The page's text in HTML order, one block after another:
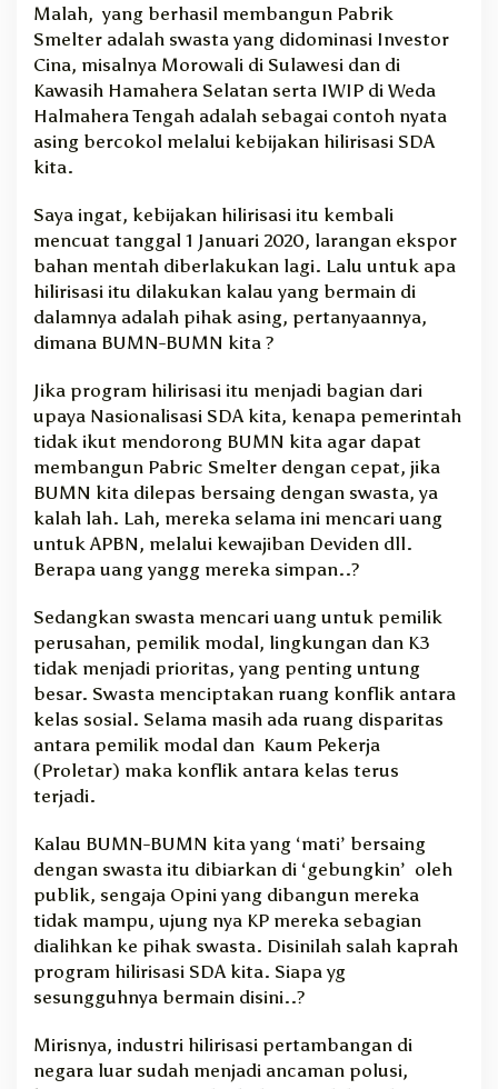
Malah, yang berhasil membangun Pabrik
Smelter adalah swasta yang didominasi Investor
Cina, misalnya Morowali di Sulawesi dan di
Kawasih Hamahera Selatan serta IWIP di Weda
Halmahera Tengah adalah sebagai contoh nyata
asing bercokol melalui kebijakan hilirisasi SDA
kita.
Saya ingat, kebijakan hilirisasi itu kembali
mencuat tanggal 1 Januari 2020, larangan ekspor
bahan mentah diberlakukan lagi. Lalu untuk apa
hilirisasi itu dilakukan kalau yang bermain di
dalamnya adalah pihak asing, pertanyaannya,
dimana BUMN-BUMN kita ?
Jika program hilirisasi itu menjadi bagian dari
upaya Nasionalisasi SDA kita, kenapa pemerintah
tidak ikut mendorong BUMN kita agar dapat
membangun Pabric Smelter dengan cepat, jika
BUMN kita dilepas bersaing dengan swasta, ya
kalah lah. Lah, mereka selama ini mencari uang
untuk APBN, melalui kewajiban Deviden dll.
Berapa uang yangg mereka simpan..?
Sedangkan swasta mencari uang untuk pemilik
perusahan, pemilik modal, lingkungan dan K3
tidak menjadi prioritas, yang penting untung
besar. Swasta menciptakan ruang konflik antara
kelas sosial. Selama masih ada ruang disparitas
antara pemilik modal dan Kaum Pekerja
(Proletar) maka konflik antara kelas terus
terjadi.
Kalau BUMN-BUMN kita yang ‘mati’ bersaing
dengan swasta itu dibiarkan di ‘gebungkin’ oleh
publik, sengaja Opini yang dibangun mereka
tidak mampu, ujung nya KP mereka sebagian
dialihkan ke pihak swasta. Disinilah salah kaprah
program hilirisasi SDA kita. Siapa yg
sesungguhnya bermain disini..?
Mirisnya, industri hilirisasi pertambangan di
negara luar sudah menjadi ancaman polusi,